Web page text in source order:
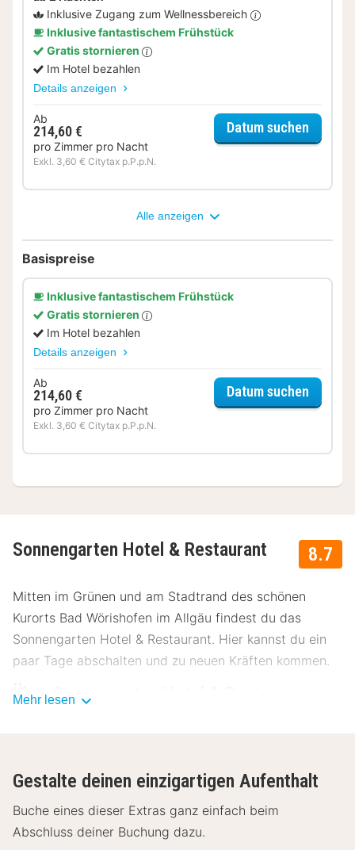
Inklusive Zugang zum Wellnessbereich
Inklusive fantastischem Frühstück
Gratis stornieren
Im Hotel bezahlen
Details anzeigen
Ab
214,60 €
pro Zimmer pro Nacht
Exkl. 3,60 € Citytax p.P.p.N.
Datum suchen
Alle anzeigen
Basispreise
Inklusive fantastischem Frühstück
Gratis stornieren
Im Hotel bezahlen
Details anzeigen
Ab
214,60 €
pro Zimmer pro Nacht
Exkl. 3,60 € Citytax p.P.p.N.
Datum suchen
8.7
Sonnengarten Hotel & Restaurant
Mitten im Grünen und am Stadtrand des schönen
Kurorts Bad Wörishofen im Allgäu findest du das
Sonnengarten Hotel & Restaurant. Hier kannst du ein
paar Tage abschalten und zu neuen Kräften kommen.
Über Sonnengarten Hotel & Restaurant
Aufenthalt genießen. Freue dich auf reichlich
Herzlichkeit, Gastfreundschaft und gute Laune.
Einrichtungen Sonnengarten Hotel &
Mehr lesen
Gestalte deinen einzigartigen Aufenthalt
Buche eines dieser Extras ganz einfach beim
Abschluss deiner Buchung dazu.